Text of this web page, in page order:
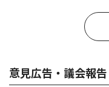
意見広告・議会報告